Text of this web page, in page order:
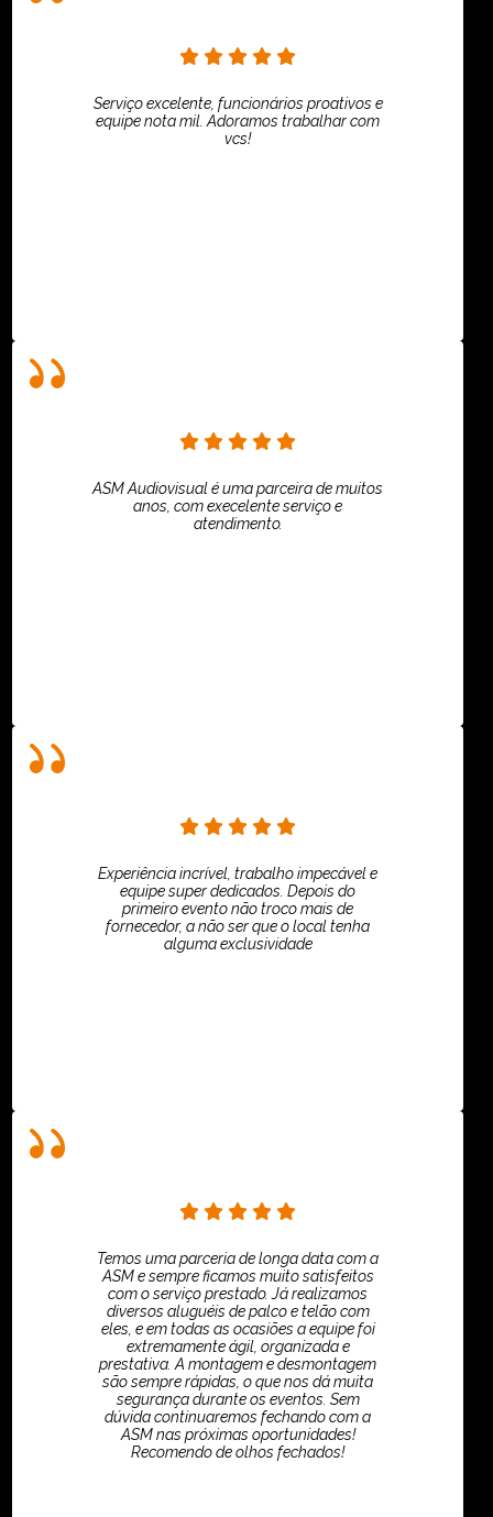
Serviço excelente, funcionários proativos e
equipe nota mil. Adoramos trabalhar com
vcs!
ASM Audiovisual é uma parceira de muitos
anos, com execelente serviço e
atendimento.
Experiência incrível, trabalho impecável e
equipe super dedicados. Depois do
primeiro evento não troco mais de
fornecedor, a não ser que o local tenha
alguma exclusividade
Temos uma parceria de longa data com a
ASM e sempre ficamos muito satisfeitos
com o serviço prestado. Já realizamos
diversos aluguéis de palco e telão com
eles, e em todas as ocasiões a equipe foi
extremamente ágil, organizada e
prestativa. A montagem e desmontagem
são sempre rápidas, o que nos dá muita
segurança durante os eventos. Sem
dúvida continuaremos fechando com a
ASM nas próximas oportunidades!
Recomendo de olhos fechados!